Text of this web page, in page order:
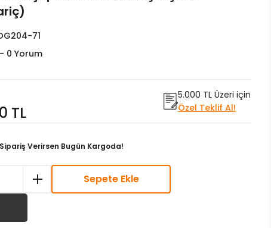
71
0 Yorum
TL
5.000 TL Üzeri için
Özel Teklif Al!
Verirsen Bugün Kargoda!
Sepete Ekle